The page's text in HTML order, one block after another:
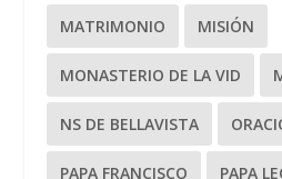
MATRIMONIO MISIÓN
MONASTERIO DE LA VID
NS DE BELLAVISTA
PAPA FRANCISCO PAPA